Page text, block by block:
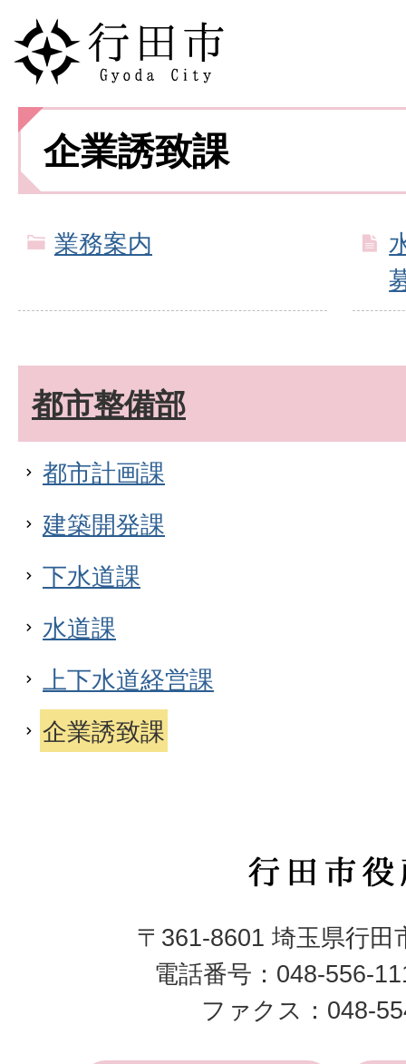
企業誘致課
業務案内
都市整備部
都市計画課
建築開発課
下水道課
水道課
上下水道経営課
企業誘致課
行
市
役
所
〒361-8601 埼玉県行田
電話番号：048-556-
ファクス：048-